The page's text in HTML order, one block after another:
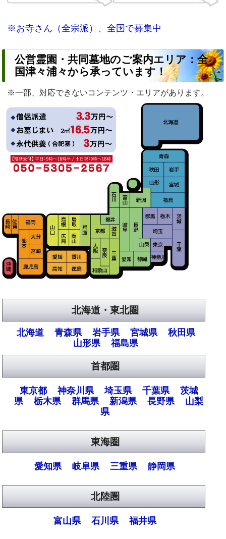
※お寺さん（全宗派）、全国で募集中
公営霊園・共同墓地のご案内エリア：全
国津々浦々から承っています！
※一部、対応できないコンテンツ・エリアがあります。
北海道・東北圏
北海道 青森県 岩手県 宮城県
秋田県
山形県
福島県
首都圏
東京都 神奈川県 埼玉県 千葉県
茨城
県
栃木県 群馬県 新潟県 長野県
山梨
県
東海圏
愛知県 岐阜県 三重県 静岡県
北陸圏
富山県 石川県 福井県